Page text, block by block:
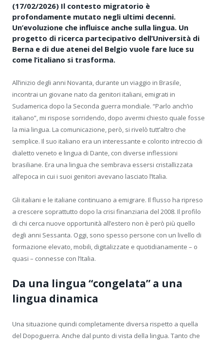
(17/02/2026) Il contesto migratorio è
profondamente mutato negli ultimi decenni.
Un’evoluzione che influisce anche sulla lingua. Un
progetto di ricerca partecipativo dell’Università di
Berna e di due atenei del Belgio vuole fare luce su
come l’italiano si trasforma.
All’inizio degli anni Novanta, durante un viaggio in Brasile,
incontrai un giovane nato da genitori italiani, emigrati in
Sudamerica dopo la Seconda guerra mondiale. “Parlo anch’io
italiano”, mi rispose sorridendo, dopo avermi chiesto quale fosse
la mia lingua. La comunicazione, però, si rivelò tutt’altro che
semplice. Il suo italiano era un interessante e colorito intreccio di
dialetto veneto e lingua di Dante, con diverse inflessioni
brasiliane. Era una lingua che sembrava essersi cristallizzata
all’epoca in cui i suoi genitori avevano lasciato l’Italia.
Gli italiani e le italiane continuano a emigrare. Il flusso ha ripreso
a crescere soprattutto dopo la crisi finanziaria del 2008. Il profilo
di chi cerca nuove opportunità all’estero non è però più quello
degli anni Sessanta. Oggi, sono spesso persone con un livello di
formazione elevato, mobili, digitalizzate e quotidianamente – o
quasi – connesse con l’Italia.
Da una lingua “congelata” a una
lingua dinamica
Una situazione quindi completamente diversa rispetto a quella
del Dopoguerra. Anche dal punto di vista della lingua. Tanto che